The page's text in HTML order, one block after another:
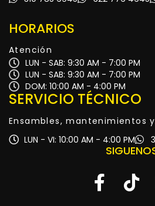
HORARIOS
Atención
LUN - SAB: 9:30 AM - 7:00 PM
LUN - SAB: 9:30 AM - 7:00 PM
DOM: 10:00 AM - 4:00 PM
SERVICIO TÉCNICO
Ensambles, mantenimientos
LUN - VI: 10:00 AM - 4:00 PM